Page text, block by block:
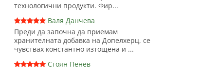
технологични продукти. Фир...
Валя Данчева
Преди да започна да приемам
хранителната добавка на Допелхерц, се
чувствах константно изтощена и ...
Стоян Пенев